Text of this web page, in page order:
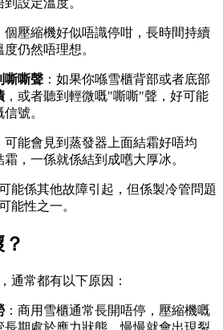
個壓縮機好似唔識停咁，長時間持續
仍然唔理想。
嘶嘶聲 ：如果你喺雪櫃背部或者底部
，或者聽到輕微嘅"嘶嘶"聲，好可能
號。
可能會見到蒸發器上面結霜好唔均
，一係就係結到成嚿大厚冰。
能係其他故障引起，但係製冷管問題
能性之一。
通常都有以下原因：
：商用雪櫃通常長開唔停，壓縮機嘅
長期處於應力狀態，慢慢就會出現裂